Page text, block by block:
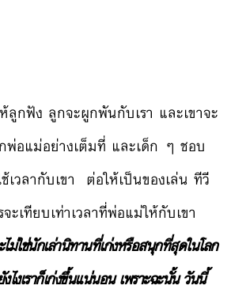
ลูกฟัง ลูกจะผูกพันกับเรา และเขาจะ
พ่อแม่อย่างเต็มที่ และเด็ก ๆ ชอบ
เวลากับเขา ต่อให้เป็นของเล่น ทีวี
ะเทียบเท่าเวลาที่พ่อแม่ให้กับเขา
ม่ใช่นักเล่านิทานที่เก่งหรือสนุกที่สุดในโลก
ไงเราก็เก่งขึ้นแน่นอน เพราะฉะนั้น วันนี้